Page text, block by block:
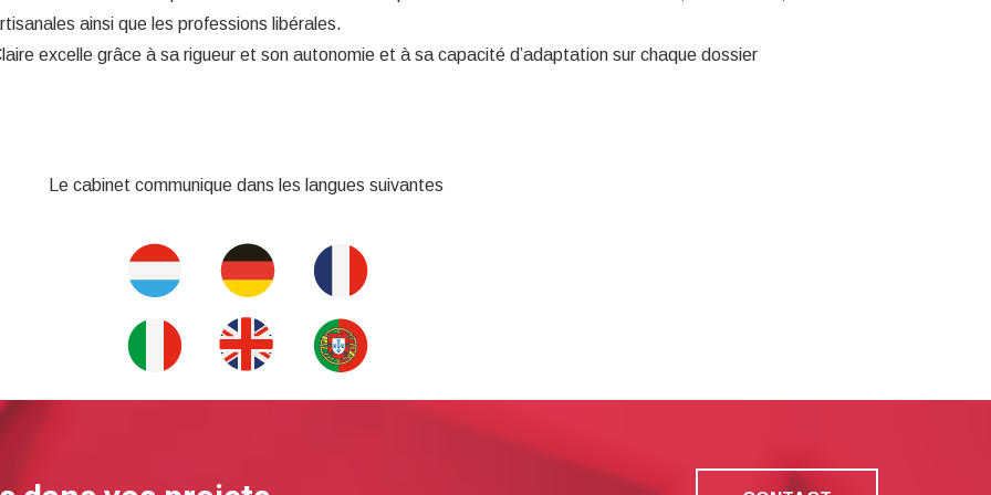
ainsi que les professions libérales.
excelle grâce à sa rigueur et son autonomie et à sa capacité d’adaptation sur chaque dossier
Le cabinet communique dans les langues suivantes